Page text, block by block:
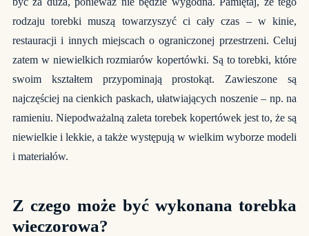
rodzaju torebki muszą towarzyszyć ci cały czas – w kinie,
restauracji i innych miejscach o ograniczonej przestrzeni. Celuj
zatem w niewielkich rozmiarów kopertówki. Są to torebki, które
swoim kształtem przypominają prostokąt. Zawieszone są
najczęściej na cienkich paskach, ułatwiających noszenie – np. na
ramieniu. Niepodważalną zaleta torebek kopertówek jest to, że są
niewielkie i lekkie, a także występują w wielkim wyborze modeli
i materiałów.
Z czego może być wykonana torebka
wieczorowa?